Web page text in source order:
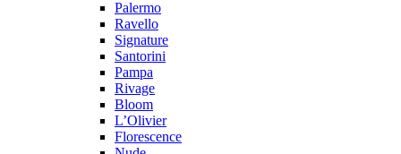
Palermo
Ravello
Signature
Santorini
Pampa
Rivage
Bloom
L’Olivier
Florescence